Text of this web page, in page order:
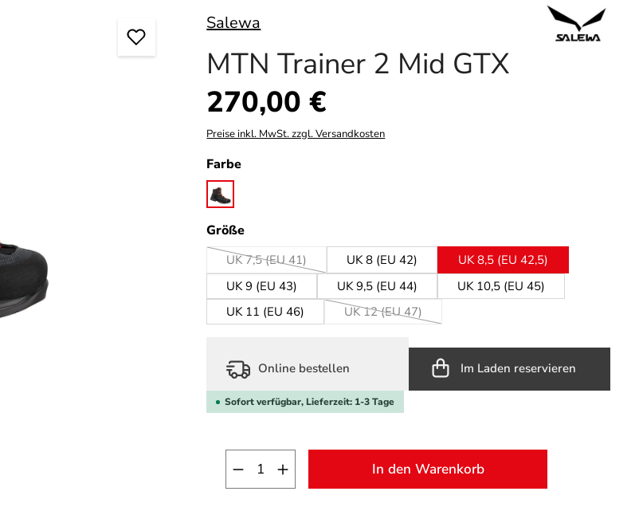
Salewa
MTN Trainer 2 Mid GTX
Regulärer Preis:
270,00 €
Preise inkl. MwSt. zzgl. Versandkosten
Farbeauswählen
onyx/black
Größeauswählen
UK 7,5 (EU 41)
(Diese Option ist zurzeit nicht verfügbar.)
UK 8 (EU 42)
UK 8,5 (EU 42,5)
UK 9 (EU 43)
UK 9,5 (EU 44)
UK 10,5 (EU 45)
UK 11 (EU 46)
UK 12 (EU 47)
(Diese Option ist zurzeit nicht verfügbar.)
Online bestellen Im Laden reservieren
Sofort verfügbar, Lieferzeit: 1-3 Tage
Produkt Anzahl: Gib den gewünschten Wert
In den Warenkorb